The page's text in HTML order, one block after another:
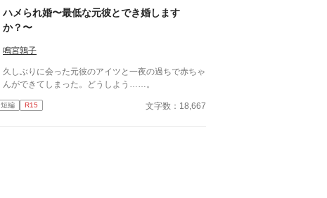
ハメられ婚〜最低な元彼とでき婚します
か？〜
鳴宮鶉子
久しぶりに会った元彼のアイツと一夜の過ちで赤ちゃ
んができてしまった。どうしよう……。
短編 R15 文字数：18,667